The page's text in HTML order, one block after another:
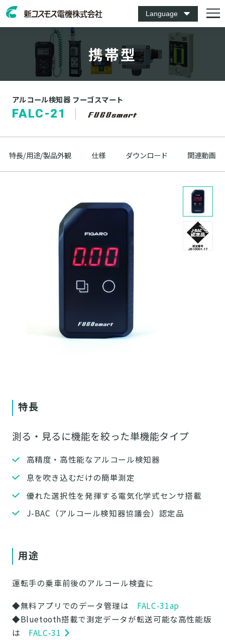
Language
携帯型
アルコール検知器 フーゴスマート
FALC-21
特長/用途/製品外観 仕様 ダウンロード 関連動画
特長
測る・見るに機能を絞った単機能タイプ
高精度・高性能なアルコール検知器
息を吹き込むだけの簡単測定
優れた選択性を発揮する電気化学式センサ搭載
J-BAC（アルコール検知器協議会）認定品
用途
運転手の乗車前後のアルコール検査に
◆無料アプリでのデータ管理は FALC-31ap
◆Bluetooth搭載で測定データが転送可能な高性能版
は FALC-31